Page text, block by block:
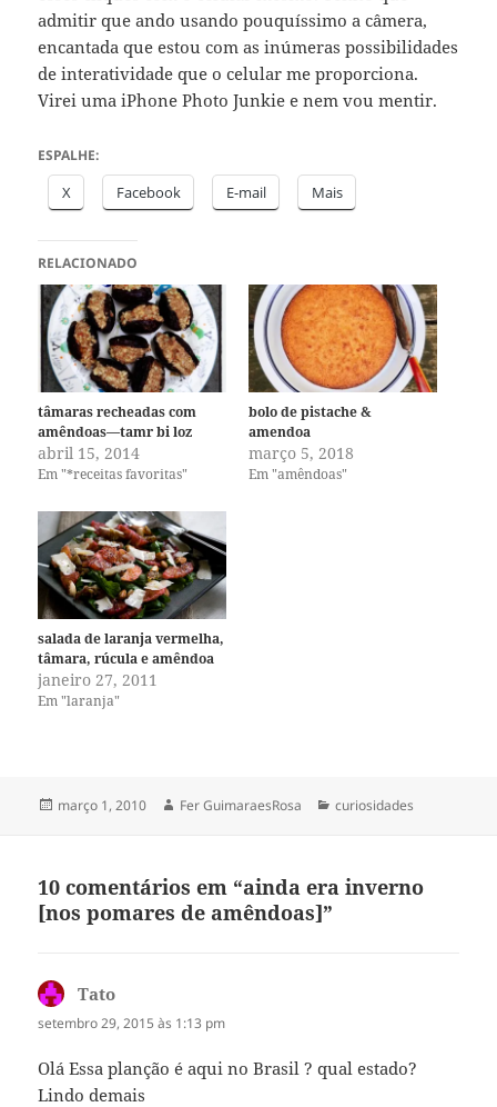
admitir que ando usando pouquíssimo a câmera,
encantada que estou com as inúmeras possibilidades
de interatividade que o celular me proporciona.
Virei uma iPhone Photo Junkie e nem vou mentir.
ESPALHE:
X Facebook E-mail Mais
RELACIONADO
tâmaras recheadas com
amêndoas—tamr bi loz
abril 15, 2014
Em "*receitas favoritas"
bolo de pistache &
amendoa
março 5, 2018
Em "amêndoas"
salada de laranja vermelha,
tâmara, rúcula e amêndoa
janeiro 27, 2011
Em "laranja"
Publicado
março 1, 2010 Autor
Fer GuimaraesRosa Categorias
curiosidades
10 comentários em “ainda era inverno
[nos pomares de amêndoas]”
Tato
setembro 29, 2015 às 1:13 pm
Olá Essa planção é aqui no Brasil ? qual estado?
Lindo demais